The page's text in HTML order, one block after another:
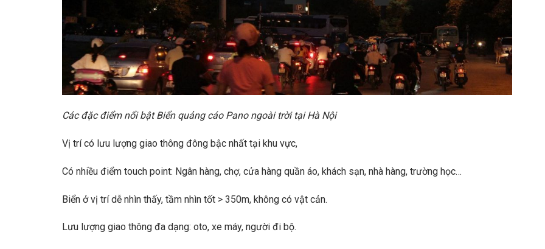
Các đặc điểm nổi bật Biển quảng cáo Pano ngoài trời tại Hà Nội
Vị trí có lưu lượng giao thông đông bậc nhất tại khu vực,
Có nhiều điểm touch point: Ngân hàng, chợ, cửa hàng quần áo, khách sạn, nhà hàng, trường học…
Biển ở vị trí dễ nhìn thấy, tầm nhìn tốt > 350m, không có vật cản.
Lưu lượng giao thông đa dạng: oto, xe máy, người đi bộ.